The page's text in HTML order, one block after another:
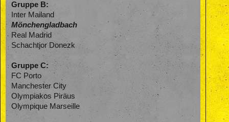
Gruppe B:
Inter Mailand
Mönchengladbach
Real Madrid
Schachtjor Donezk
Gruppe C:
FC Porto
Manchester City
Olympiakos Piräus
Olympique Marseille